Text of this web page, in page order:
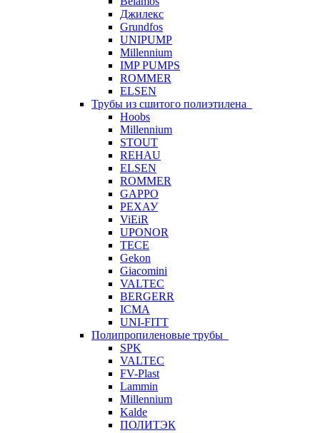
Джилекс
Grundfos
UNIPUMP
Millennium
IMP PUMPS
ROMMER
ELSEN
Трубы из сшитого полиэтилена
Hoobs
Millennium
STOUT
REHAU
ELSEN
ROMMER
GAPPO
РЕХАУ
ViEiR
UPONOR
TECE
Gekon
Giacomini
VALTEC
BERGERR
ICMA
UNI-FITT
Полипропиленовые трубы
SPK
VALTEC
FV-Plast
Lammin
Millennium
Kalde
ПОЛИТЭК